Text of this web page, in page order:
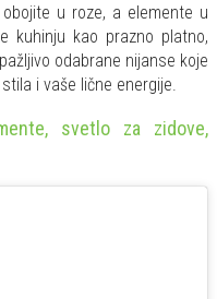
u roze, a elemente u
kuhinju kao prazno platno,
odabrane nijanse koje
i vaše lične energije.
svetlo za zidove,